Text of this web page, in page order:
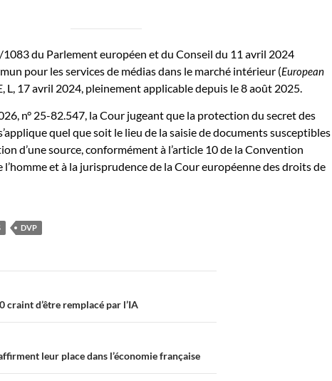
du Parlement européen et du Conseil du 11 avril 2024
pour les services de médias dans le marché intérieur (European
L, 17 avril 2024, pleinement applicable depuis le 8 août 2025.
n° 25-82.547, la Cour jugeant que la protection du secret des
quel que soit le lieu de la saisie de documents susceptibles
d’une source, conformément à l’article 10 de la Convention
et à la jurisprudence de la Cour européenne des droits de
DVP
craint d’être remplacé par l’IA
leur place dans l’économie française